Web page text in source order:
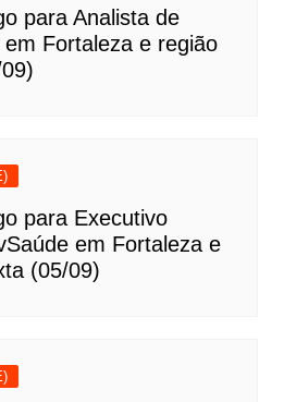
para Analista de
Fortaleza e região
para Executivo
em Fortaleza e
(05/09)